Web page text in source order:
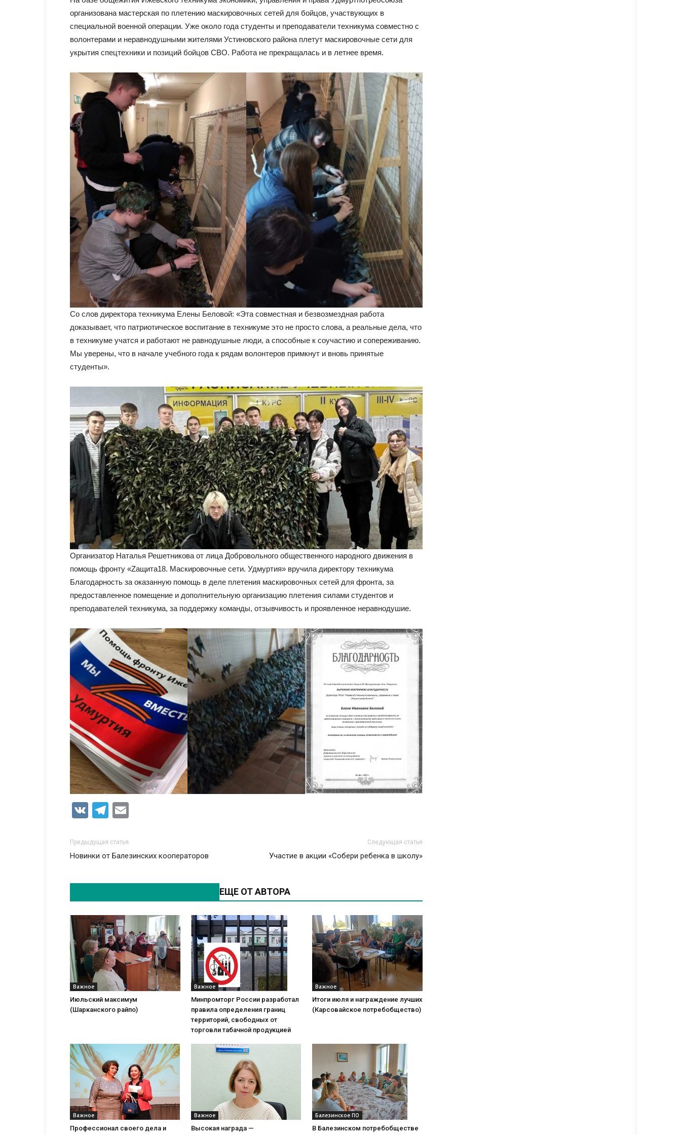
организована мастерская по плетению маскировочных сетей для бойцов, участвующих в
специальной военной операции. Уже около года студенты и преподаватели техникума совместно с
волонтерами и неравнодушными жителями Устиновского района плетут маскировочные сети для
укрытия спецтехники и позиций бойцов СВО. Работа не прекращалась и в летнее время.
Со слов директора техникума Елены Беловой: «Эта совместная и безвозмездная работа
доказывает, что патриотическое воспитание в техникуме это не просто слова, а реальные дела, что
в техникуме учатся и работают не равнодушные люди, а способные к соучастию и сопереживанию.
Мы уверены, что в начале учебного года к рядам волонтеров примкнут и вновь принятые
студенты».
Организатор Наталья Решетникова от лица Добровольного общественного народного движения в
помощь фронту «Zащита18. Маскировочные сети. Удмуртия» вручила директору техникума
Благодарность за оказанную помощь в деле плетения маскировочных сетей для фронта, за
предоставленное помещение и дополнительную организацию плетения силами студентов и
преподавателей техникума, за поддержку команды, отзывчивость и проявленное неравнодушие.
VK Telegram
Предыдущая статья
Новинки от Балезинских кооператоров
Следующая статья
Участие в акции «Собери ребенка в школу»
ЕЩЕ ОТ АВТОРА
Важное
Июльский максимум
(Шарканского райпо)
Важное
Минпромторг России разработал
правила определения границ
территорий, свободных от
торговли табачной продукцией
Важное
Итоги июля и награждение лучших
(Карсовайское потребобщество)
Важное
Профессионал своего дела и
Важное
Высокая награда —
Балезинское ПО
В Балезинском потребобществе